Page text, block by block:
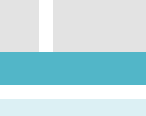
ménopause